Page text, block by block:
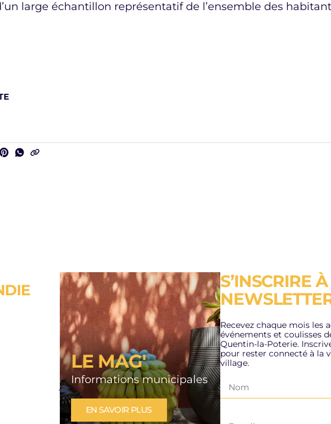
large échantillon représentatif de l’ensemble des
ESPACE FRAICHEUR
A LA RÉSIDENCE
AUTONOMIE LES
JARDINS
Besoin de Fraicheur, la
résidence autonomie les
jardins vous accueille
10/07/2026
PLAN
LIRE L'ACTUALITÉ
LE MAG'
Informations municipales
EN SAVOIR PLUS
S’INSCRIRE
Recevez chaque mois les
événements et coulisses
Quentin-la-Poterie.
pour rester connecté à la
village.